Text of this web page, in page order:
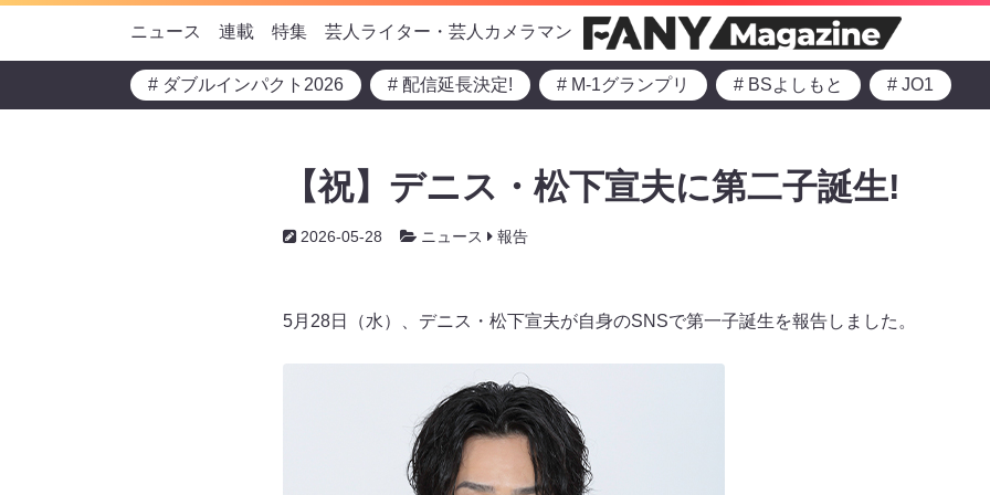
ニュース 連載 特集 芸人ライター・芸人カメラマン
# ダブルインパクト2026 # 配信延長決定! # M-1グランプリ # BSよしもと # JO1
【祝】デニス・松下宣夫に第二子誕生!
2026-05-28 ニュース 報告
5月28日（水）、デニス・松下宣夫が自身のSNSで第一子誕生を報告しました。